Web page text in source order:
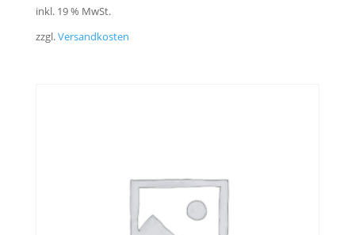
inkl. 19 % MwSt.
zzgl.Versandkosten